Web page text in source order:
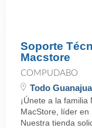
Soporte
Macstore
COMPUDABO
Todo
¡Únete a la familia
MacStore, líder
Nuestra tienda